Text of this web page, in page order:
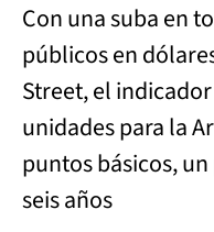
Con una suba en
públicos en
Street, el
unidades para la
puntos básicos,
seis años